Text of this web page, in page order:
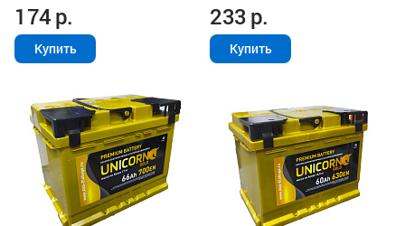
174р.
Купить
233р.
Купить